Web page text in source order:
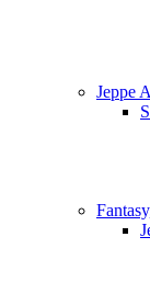
Jeppe